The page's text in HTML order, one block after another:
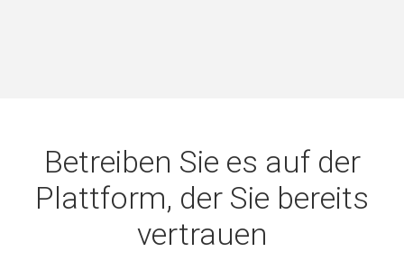
Betreiben Sie es auf der
Plattform, der Sie bereits
vertrauen